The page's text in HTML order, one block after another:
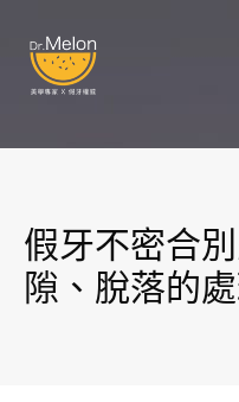
假牙不密合
隙、脫落的